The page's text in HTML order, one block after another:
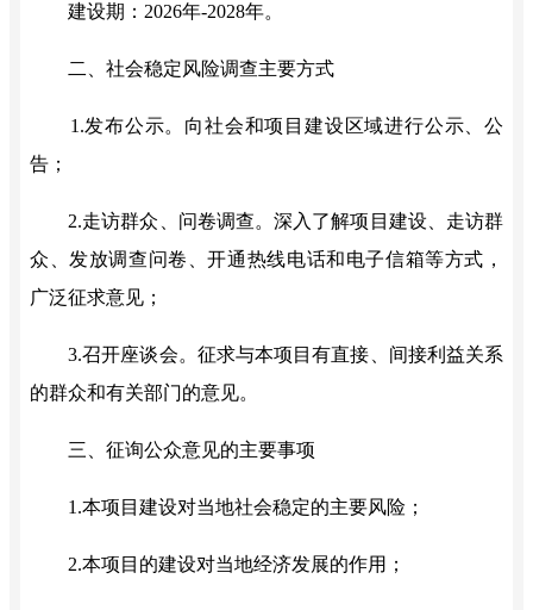
建设期： 2026年-2028年。
二、社会稳定风险调查主要方式
1.发布公示。向社会和项目建设区域进行公示、公
告；
2.走访群众、问卷调查。深入了解项目建设、走访群
众、发放调查问卷、开通热线电话和电子信箱等方式，
广泛征求意见；
3.召开座谈会。征求与本项目有直接、间接利益关系
的群众和有关部门的意见。
三、征询公众意见的主要事项
1.本项目建设对当地社会稳定的主要风险；
2.本项目的建设对当地经济发展的作用；